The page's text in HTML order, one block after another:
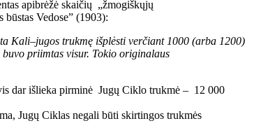
apibrėžė skaičių „žmogiškųjų
Vedose” (1903):
Kali–jugos trukmę išplėsti verčiant 1000 (arba 1200)
priimtas visur. Tokio originalaus
dar išlieka pirminė Jugų Ciklo trukmė – 12 000
Jugų Ciklas negali būti skirtingos trukmės